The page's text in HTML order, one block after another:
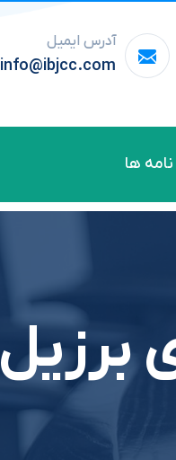
آدرس ایمیل
info@ibjcc.com
ها
برزیل